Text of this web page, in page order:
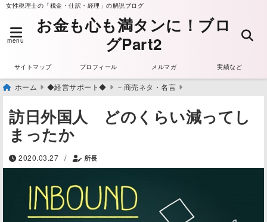
女性税理士の「税金・仕訳・経理」の解説ブログ
menu
お金も心も満タンに！ブロ
グPart2
サイトマップ プロフィール メルマガ 実績など
ホーム ◆経営サポート◆ －商売ネタ・名言
訪日外国人 どのくらい減ってし
まったか
2020.03.27 / 所長